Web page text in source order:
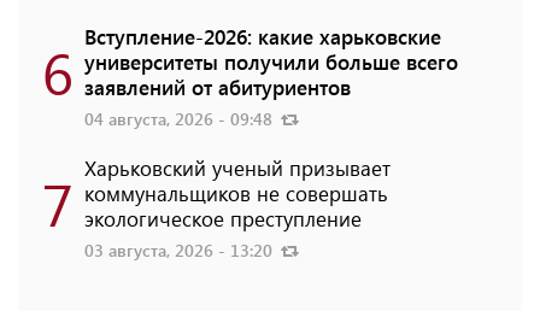
6 Вступление-2026: какие харьковские
университеты получили больше всего
заявлений от абитуриентов
04 августа, 2026 - 09:48
7 Харьковский ученый призывает
коммунальщиков не совершать
экологическое преступление
03 августа, 2026 - 13:20